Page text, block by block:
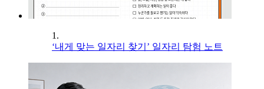
1.
‘내게 맞는 일자리 찾기’ 일자리 탐험 노트